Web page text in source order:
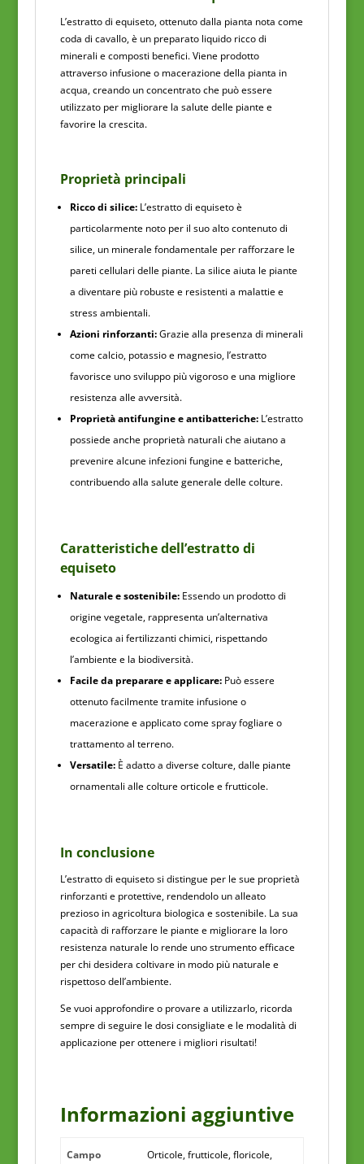
L’estratto di equiseto, ottenuto dalla pianta nota come
coda di cavallo, è un preparato liquido ricco di
minerali e composti benefici. Viene prodotto
attraverso infusione o macerazione della pianta in
acqua, creando un concentrato che può essere
utilizzato per migliorare la salute delle piante e
favorire la crescita.
Proprietà principali
Ricco di silice:L’estratto di equiseto è
particolarmente noto per il suo alto contenuto di
silice, un minerale fondamentale per rafforzare le
pareti cellulari delle piante. La silice aiuta le piante
a diventare più robuste e resistenti a malattie e
stress ambientali.
Azioni rinforzanti:Grazie alla presenza di minerali
come calcio, potassio e magnesio, l’estratto
favorisce uno sviluppo più vigoroso e una migliore
resistenza alle avversità.
Proprietà antifungine e antibatteriche:L’estratto
possiede anche proprietà naturali che aiutano a
prevenire alcune infezioni fungine e batteriche,
contribuendo alla salute generale delle colture.
Caratteristiche dell’estratto di
equiseto
Naturale e sostenibile:Essendo un prodotto di
origine vegetale, rappresenta un’alternativa
ecologica ai fertilizzanti chimici, rispettando
l’ambiente e la biodiversità.
Facile da preparare e applicare:Può essere
ottenuto facilmente tramite infusione o
macerazione e applicato come spray fogliare o
trattamento al terreno.
Versatile:È adatto a diverse colture, dalle piante
ornamentali alle colture orticole e frutticole.
In conclusione
L’estratto di equiseto si distingue per le sue proprietà
rinforzanti e protettive, rendendolo un alleato
prezioso in agricoltura biologica e sostenibile. La sua
capacità di rafforzare le piante e migliorare la loro
resistenza naturale lo rende uno strumento efficace
per chi desidera coltivare in modo più naturale e
rispettoso dell’ambiente.
Se vuoi approfondire o provare a utilizzarlo, ricorda
sempre di seguire le dosi consigliate e le modalità di
applicazione per ottenere i migliori risultati!
Informazioni aggiuntive
Campo
Orticole, frutticole, floricole,